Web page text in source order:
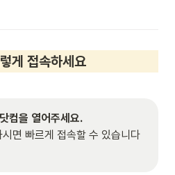
게 접속하세요
컴을 열어주세요.
면 빠르게 접속할 수 있습니다